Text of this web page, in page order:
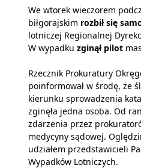
We wtorek wieczorem
biłgorajskim rozbił się
lotniczej Regionalnej
W wypadku zginął pilot
Rzecznik Prokuratury
poinformował w środę, że
kierunku sprowadzenia
zginęła jedna osoba. Od
zdarzenia przez
medycyny sądowej.
udziałem przedstawicieli
Wypadków Lotniczych.